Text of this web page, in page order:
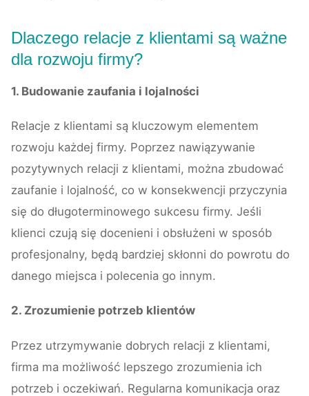
Dlaczego relacje z klientami są ważne
dla rozwoju firmy?
1. Budowanie zaufania i lojalności
Relacje z klientami są kluczowym elementem
rozwoju każdej firmy. Poprzez nawiązywanie
pozytywnych relacji z klientami, można zbudować
zaufanie i lojalność, co w konsekwencji przyczynia
się do długoterminowego sukcesu firmy. Jeśli
klienci czują się docenieni i obsłużeni w sposób
profesjonalny, będą bardziej skłonni do powrotu do
danego miejsca i polecenia go innym.
2. Zrozumienie potrzeb klientów
Przez utrzymywanie dobrych relacji z klientami,
firma ma możliwość lepszego zrozumienia ich
potrzeb i oczekiwań. Regularna komunikacja oraz